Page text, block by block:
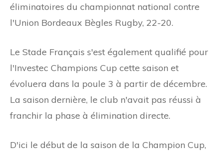
éliminatoires du championnat national contre
l'Union Bordeaux Bègles Rugby, 22-20.
Le Stade Français s'est également qualifié pour
l'Investec Champions Cup cette saison et
évoluera dans la poule 3 à partir de décembre.
La saison dernière, le club n'avait pas réussi à
franchir la phase à élimination directe.
D'ici le début de la saison de la Champion Cup,